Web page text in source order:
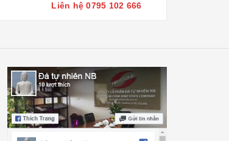
Liên hệ 0795 102 666